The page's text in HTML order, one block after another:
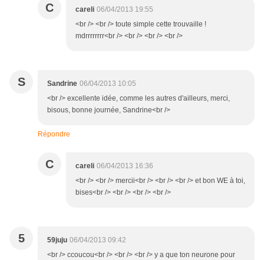
C careli 06/04/2013 19:55
<br /> <br /> toute simple cette trouvaille !
mdrrrrrrrr<br /> <br /> <br /> <br />
S Sandrine 06/04/2013 10:05
<br /> excellente idée, comme les autres d'ailleurs, merci,
bisous, bonne journée, Sandrine<br />
Répondre
C careli 06/04/2013 16:36
<br /> <br /> mercii<br /> <br /> <br /> et bon WE à toi,
bises<br /> <br /> <br /> <br />
5 59juju 06/04/2013 09:42
<br /> ccoucou<br /> <br /> <br /> y a que ton neurone pour